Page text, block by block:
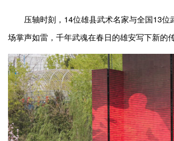
压轴时刻，14位雄县武术名家与全国13位
场掌声如雷，千年武魂在春日的雄安写下新的传